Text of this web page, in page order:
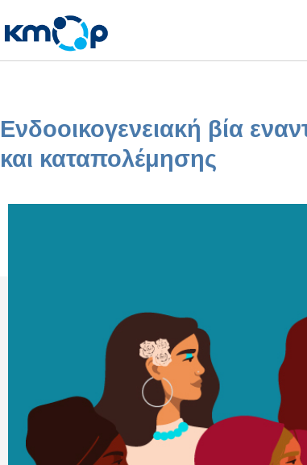
to
content
Ενδοοικογενειακή βία
και καταπολέμησης